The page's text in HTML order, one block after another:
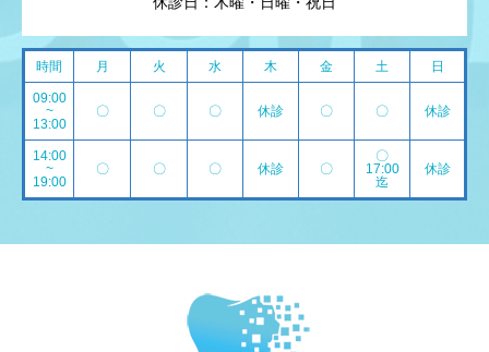
時間 月 火 水 木 金 土 日
09:00
~
13:00
〇 〇 〇 休診 〇 〇 休診
14:00
~
19:00
〇 〇 〇 休診 〇
〇
17:00
迄
休診